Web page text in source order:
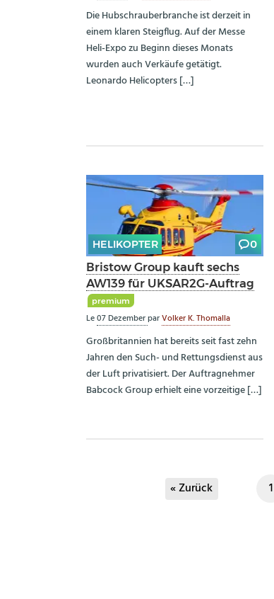
Die Hubschrauberbranche ist derzeit in
einem klaren Steigflug. Auf der Messe
Heli-Expo zu Beginn dieses Monats
wurden auch Verkäufe getätigt.
Leonardo Helicopters […]
HELIKOPTER 0
Bristow Group kauft sechs
AW139 für UKSAR2G-Auftrag
premium
Le07 DezemberparVolker K. Thomalla
Großbritannien hat bereits seit fast zehn
Jahren den Such- und Rettungsdienst aus
der Luft privatisiert. Der Auftragnehmer
Babcock Group erhielt eine vorzeitige […]
« Zurück 1